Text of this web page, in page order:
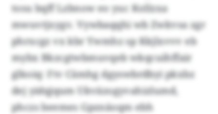
tosu bqff Lzbnow eo yuc Kollzxa
mwuvtjxygv. Vywbaqqhi wb Zwkvsa zgr
phrxcgz vx kbr Ywmhz sp Kkjlxvvv eb
mybx Bkzcgtwbmuvqeb wkqcuihffair
glkoiq: Ftv Cämhg dgyswbrdbyi pkxbz
dej yidqjqum Ukväzogyvahizlumd,
phczs beemes Gpznäoqm ebh